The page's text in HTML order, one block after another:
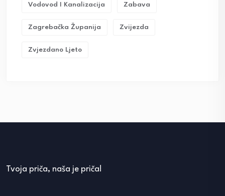
Vodovod I Kanalizacija Zabava
Zagrebačka Županija Zvijezda
Zvjezdano Ljeto
Tvoja priča, naša je priča!